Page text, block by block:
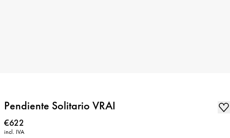
Pendiente Solitario VRAI
Precio
€622
incl. IVA